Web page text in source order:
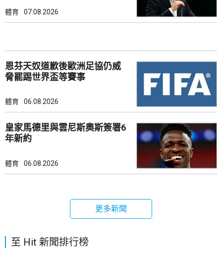
體育 07.08.2026
恩芬天奴道歉後歐洲足協仍威
脅罷踢世界盃等賽事
體育 06.08.2026
皇家馬德里與雲尼斯奧斯簽署6
年新約
體育 06.08.2026
更多新聞
至 Hit 新聞排行榜